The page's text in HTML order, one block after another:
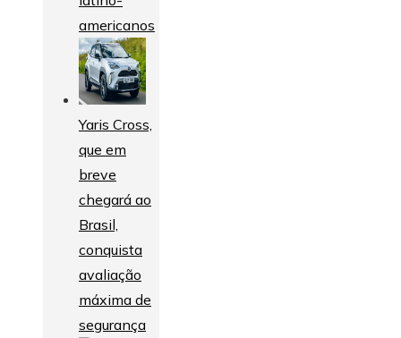
americanos
Yaris Cross,
que em
breve
chegará ao
Brasil,
conquista
avaliação
máxima de
segurança